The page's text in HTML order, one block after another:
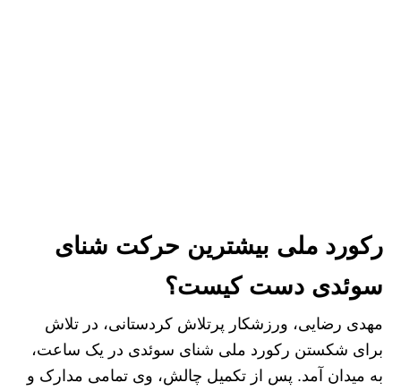
رکورد ملی بیشترین حرکت شنای
سوئدی دست کیست؟
مهدی رضایی، ورزشکار پرتلاش کردستانی، در تلاش
برای شکستن رکورد ملی شنای سوئدی در یک ساعت،
به میدان آمد. پس از تکمیل چالش، وی تمامی مدارک و